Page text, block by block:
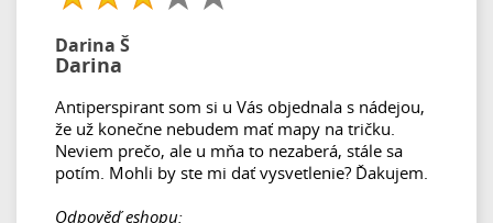
Darina Š
Darina
Antiperspirant som si u Vás objednala s nádejou,
že už konečne nebudem mať mapy na tričku.
Neviem prečo, ale u mňa to nezaberá, stále sa
potím. Mohli by ste mi dať vysvetlenie? Ďakujem.
Odpověď eshopu: